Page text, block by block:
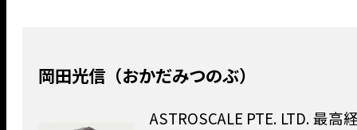
岡田光信（おかだみつのぶ）
ASTROSCALE PTE. LTD. 最高